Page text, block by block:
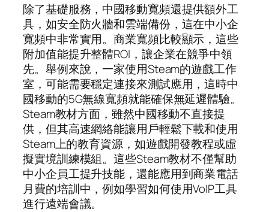
除了基礎服務，中國移動寬頻還提供額外工
具，如安全防火牆和雲端備份，這在中小企
寬頻中非常實用。商業寬頻比較顯示，這些
附加值能提升整體ROI，讓企業在競爭中領
先。舉例來說，一家使用Steam的遊戲工作
室，可能需要穩定連接來測試應用，這時中
國移動的5G無線寬頻就能確保無延遲體驗。
Steam教材方面，雖然中國移動不直接提
供，但其高速網絡能讓用戶輕鬆下載和使用
Steam上的教育資源，如遊戲開發教程或虛
擬實境訓練模組。這些Steam教材不僅幫助
中小企員工提升技能，還能應用到商業電話
月費的培訓中，例如學習如何使用VoIP工具
進行遠端會議。